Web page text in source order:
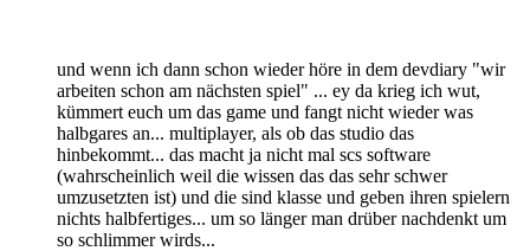
und wenn ich dann schon wieder höre in dem devdiary "wir
arbeiten schon am nächsten spiel" ... ey da krieg ich wut,
kümmert euch um das game und fangt nicht wieder was
halbgares an... multiplayer, als ob das studio das
hinbekommt... das macht ja nicht mal scs software
(wahrscheinlich weil die wissen das das sehr schwer
umzusetzten ist) und die sind klasse und geben ihren spielern
nichts halbfertiges... um so länger man drüber nachdenkt um
so schlimmer wirds...